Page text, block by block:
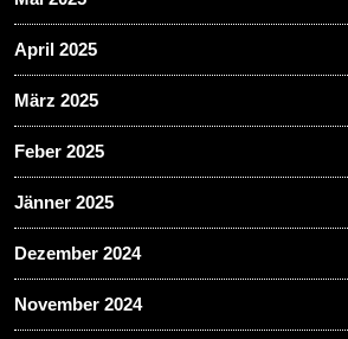
April 2025
März 2025
Feber 2025
Jänner 2025
Dezember 2024
November 2024